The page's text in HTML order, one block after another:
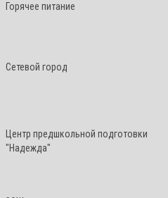
Горячее питание
Сетевой город
Центр предшкольной подготовки
"Надежда"